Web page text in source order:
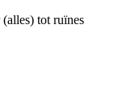
tot ruïnes